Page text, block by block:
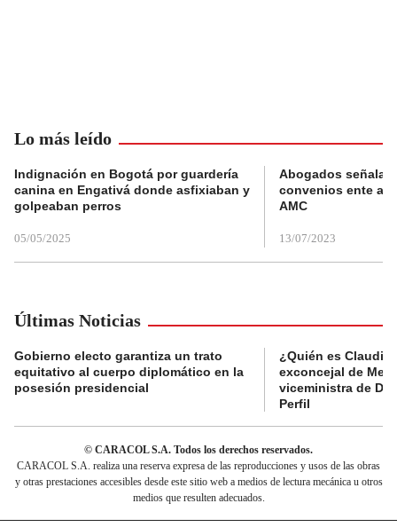
Lo más leído
Indignación en Bogotá por guardería
canina en Engativá donde asfixiaban y
golpeaban perros
05/05/2025
Abogados
convenios ente
AMC
13/07/2023
Últimas Noticias
Gobierno electo garantiza un trato
equitativo al cuerpo diplomático en la
posesión presidencial
¿Quién es Claudia
exconcejal de
viceministra de
Perfil
© CARACOL S.A. Todos los derechos reservados.
CARACOL S.A. realiza una reserva expresa de las reproducciones y usos de las obras
y otras prestaciones accesibles desde este sitio web a medios de lectura mecánica u otros
medios que resulten adecuados.